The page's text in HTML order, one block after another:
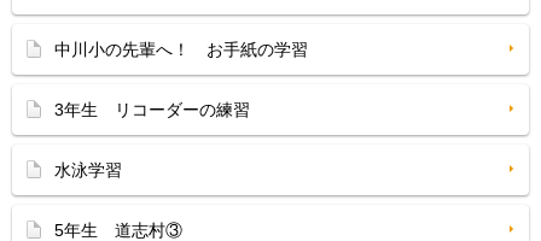
中川小の先輩へ！ お手紙の学習
3年生 リコーダーの練習
水泳学習
5年生 道志村③